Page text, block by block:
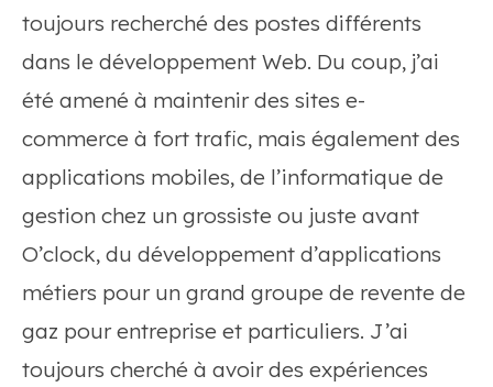
toujours recherché des postes différents
dans le développement Web. Du coup, j’ai
été amené à maintenir des sites e-
commerce à fort trafic, mais également des
applications mobiles, de l’informatique de
gestion chez un grossiste ou juste avant
O’clock, du développement d’applications
métiers pour un grand groupe de revente de
gaz pour entreprise et particuliers. J’ai
toujours cherché à avoir des expériences